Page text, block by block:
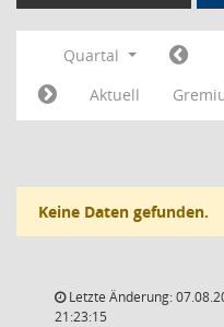
Quartal
Aktuell
Keine Daten gefunden.
Letzte Änderung:
21:23:15